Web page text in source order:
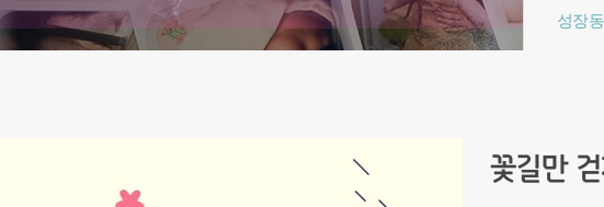
성장
꽃길만